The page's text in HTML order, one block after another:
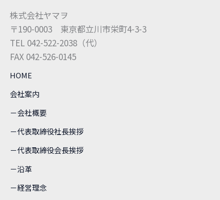
株式会社ヤマヲ
〒190-0003 東京都立川市栄町4-3-3
TEL 042-522-2038（代）
FAX 042-526-0145
HOME
会社案内
－会社概要
－代表取締役社長挨拶
－代表取締役会長挨拶
－沿革
－経営理念